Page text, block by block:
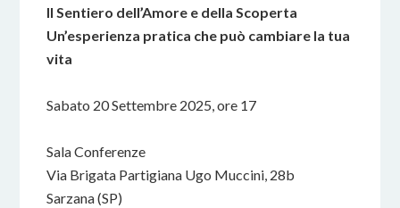
Il Sentiero dell’Amore e della Scoperta
Un’esperienza pratica che può cambiare la tua
vita
Sabato 20 Settembre 2025, ore 17
Sala Conferenze
Via Brigata Partigiana Ugo Muccini, 28b
Sarzana (SP)